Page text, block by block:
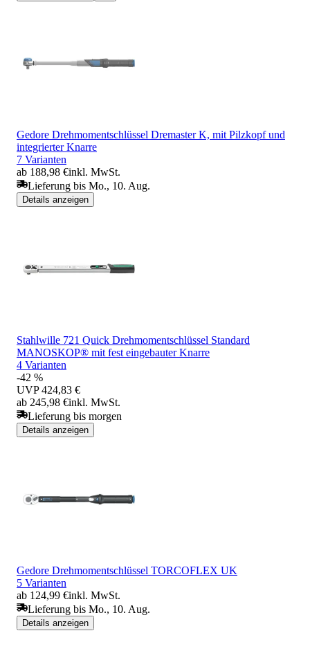
Gedore Drehmomentschlüssel Dremaster K, mit Pilzkopf und
integrierter Knarre
7 Varianten
ab 188,98 €inkl. MwSt.
Lieferung bis Mo., 10. Aug.
Details anzeigen
Stahlwille 721 Quick Drehmomentschlüssel Standard
MANOSKOP® mit fest eingebauter Knarre
4 Varianten
-42 %
UVP 424,83 €
ab 245,98 €inkl. MwSt.
Lieferung bis morgen
Details anzeigen
Gedore Drehmomentschlüssel TORCOFLEX UK
5 Varianten
ab 124,99 €inkl. MwSt.
Lieferung bis Mo., 10. Aug.
Details anzeigen